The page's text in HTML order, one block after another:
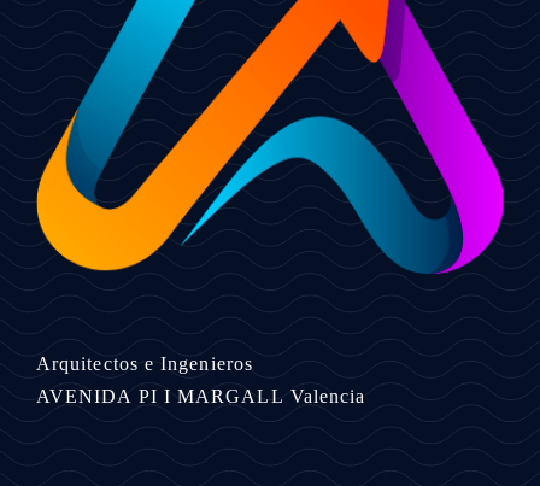
Arquitectos e Ingenieros
AVENIDA PI I MARGALL Valencia